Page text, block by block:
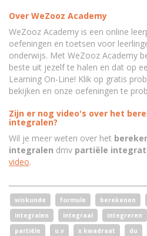
Over WeZooz Academy
WeZooz Academy is een online
oefeningen en toetsen voor
onderwijs. Met WeZooz Academy
beste uit jezelf te halen en dat op
Learning On-Line! Klik op gratis
bekijken en onze oefeningen te
Zijn er nog video's over het
integralen?
Wil je meer weten over het
integralen dmv partiële
video.
wiskunde formule berekenen
integralen
integraal integreren
partiële
u.v x kwadraat du